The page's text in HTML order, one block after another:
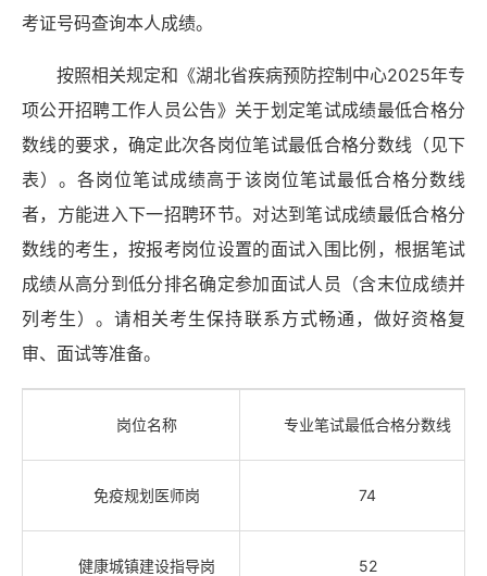
考证号码查询本人成绩。
按照相关规定和《湖北省疾病预防控制中心2025年专
项公开招聘工作人员公告》关于划定笔试成绩最低合格分
数线的要求，确定此次各岗位笔试最低合格分数线（见下
表）。各岗位笔试成绩高于该岗位笔试最低合格分数线
者，方能进入下一招聘环节。对达到笔试成绩最低合格分
数线的考生，按报考岗位设置的面试入围比例，根据笔试
成绩从高分到低分排名确定参加面试人员（含末位成绩并
列考生）。请相关考生保持联系方式畅通，做好资格复
审、面试等准备。
岗位名称 专业笔试最低合格分数线
免疫规划医师岗 74
健康城镇建设指导岗 52